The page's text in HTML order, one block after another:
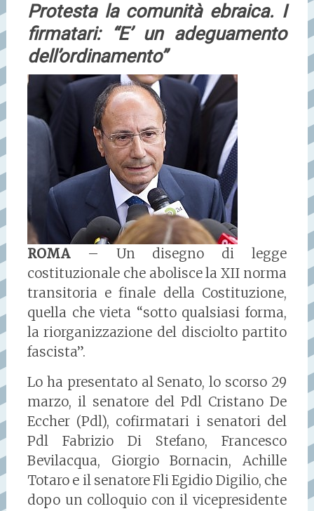
Protesta la comunità ebraica. I
firmatari: “E’ un adeguamento
dell’ordinamento”
ROMA– Un disegno di legge
costituzionale che abolisce la XII norma
transitoria e finale della Costituzione,
quella che vieta “sotto qualsiasi forma,
la riorganizzazione del disciolto partito
fascista”.
Lo ha presentato al Senato, lo scorso 29
marzo, il senatore del Pdl Cristano De
Eccher (Pdl), cofirmatari i senatori del
Pdl Fabrizio Di Stefano, Francesco
Bevilacqua, Giorgio Bornacin, Achille
Totaro e il senatore Fli Egidio Digilio, che
dopo un colloquio con il vicepresidente